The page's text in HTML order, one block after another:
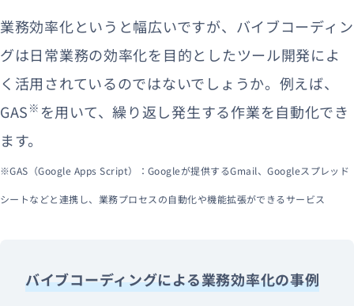
業務効率化というと幅広いですが、バイブコーディン
グは日常業務の効率化を目的としたツール開発によ
く活用されているのではないでしょうか。例えば、
GAS ※ を用いて、繰り返し発生する作業を自動化でき
ます。
※GAS（Google Apps Script）：Googleが提供するGmail、Googleスプレッド
シートなどと連携し、業務プロセスの自動化や機能拡張ができるサービス
バイブコーディングによる業務効率化の事例